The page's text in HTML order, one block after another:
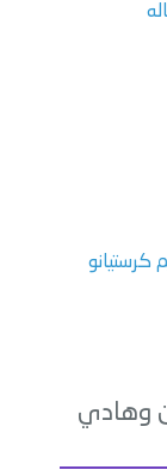
كرستيانو
وهادي